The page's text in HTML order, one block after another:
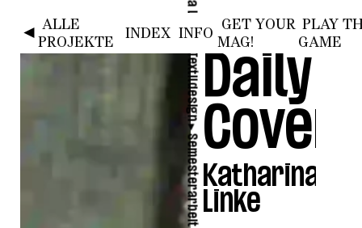
HOME SAMT 1 SAMT 2 SAMT 3 SAMT 4
◄ ALLE
PROJEKTE
INDEX INFO
GET YOUR
MAG!
PLAY
GAME
Textildesign
►
Semesterarbeit
Daily
Katharina
Linke